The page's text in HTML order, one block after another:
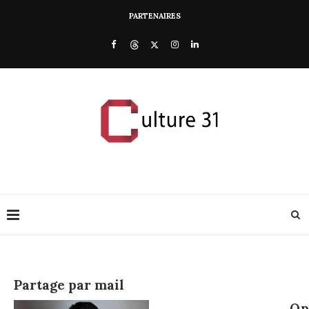
PARTENAIRES
Partage par mail